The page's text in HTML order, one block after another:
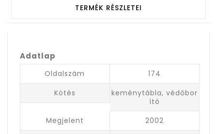
TERMÉK RÉSZLETEI
Adatlap
Oldalszám
174
Kötés
keménytábla, védőbor
ító
Megjelent
2002